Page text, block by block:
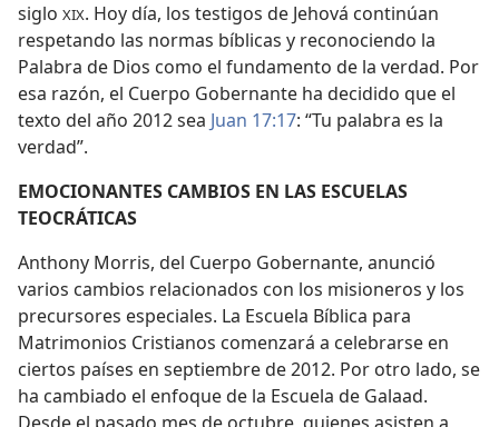
siglo XIX. Hoy día, los testigos de Jehová continúan
respetando las normas bíblicas y reconociendo la
Palabra de Dios como el fundamento de la verdad. Por
esa razón, el Cuerpo Gobernante ha decidido que el
texto del año 2012 sea Juan 17:17: “Tu palabra es la
verdad”.
EMOCIONANTES CAMBIOS EN LAS ESCUELAS
TEOCRÁTICAS
Anthony Morris, del Cuerpo Gobernante, anunció
varios cambios relacionados con los misioneros y los
precursores especiales. La Escuela Bíblica para
Matrimonios Cristianos comenzará a celebrarse en
ciertos países en septiembre de 2012. Por otro lado, se
ha cambiado el enfoque de la Escuela de Galaad.